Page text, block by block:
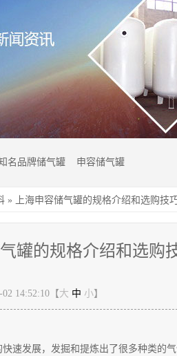
名品牌储气罐 申容储气罐
» 上海申容储气罐的规格介绍和选购技
气罐的规格介绍和选购
14:52:10【大 中 小】
速发展，发掘和提炼出了很多种类的